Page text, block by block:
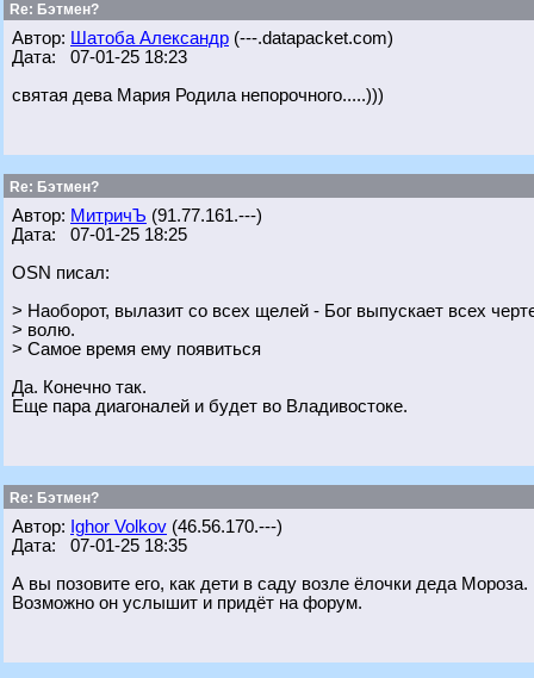
Re: Бэтмен?
Автор: Шатоба Александр (---.datapacket.com)
Дата: 07-01-25 18:23
святая дева Мария Родила непорочного.....)))
Re: Бэтмен?
Автор: МитричЪ (91.77.161.---)
Дата: 07-01-25 18:25
OSN писал:
> Наоборот, вылазит со всех щелей - Бог выпускает всех
> волю.
> Самое время ему появиться
Да. Конечно так.
Еще пара диагоналей и будет во Владивостоке.
Re: Бэтмен?
Автор: Ighor Volkov (46.56.170.---)
Дата: 07-01-25 18:35
А вы позовите его, как дети в саду возле ёлочки деда Мороза.
Возможно он услышит и придёт на форум.